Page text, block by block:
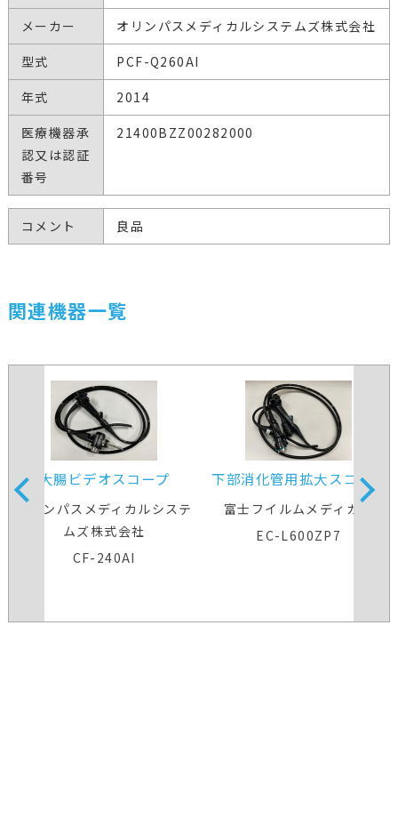
メーカー
オリンパスメディカルシステムズ株式会社
型式
PCF-Q260AI
年式
2014
医療機器承
認又は認証
番号
21400BZZ00282000
コメント 良品
関連機器一覧
大腸ビデオスコープ
オリンパスメディカルシステ
ムズ株式会社
CF-240AI
下部消化管用拡大スコープ
富士フイルムメディカル
EC-L600ZP7